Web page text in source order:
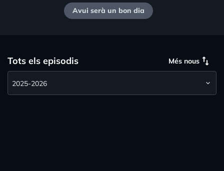
Avui serà un bon dia
Tots els episodis Més nous swap_vert